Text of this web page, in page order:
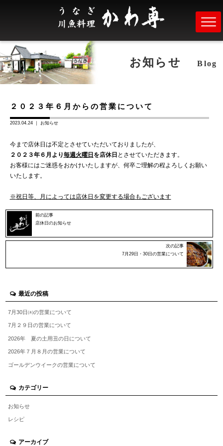
お知らせ Blog
２０２３年６月からの営業について
2023.04.24 ｜ お知らせ
今まで店休日は不定とさせていただいておりましたが、
２０２３年６月より毎週火曜日を店休日 とさせていただきます。
お客様にはご迷惑をおかけいたしますが、何卒ご理解の程よろしくお願い
いたします。
※祝日等、月によっては店休日を変更する場合もございます
前の記事
店休日のお知らせ
次の記事
7月29日・30日の営業について
最近の投稿
7月30日㈭の営業について
7月２９日の営業について
2026年 夏の土用丑の日について
2026年７月８月の営業について
ゴールデンウイークの営業について
カテゴリー
お知らせ
レシピ
アーカイブ